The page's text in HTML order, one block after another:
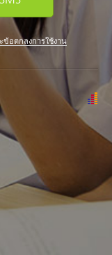
อตกลงการใช้งาน